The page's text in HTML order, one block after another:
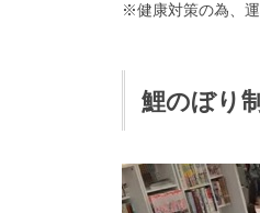
※健康対策の為、
鯉のぼり